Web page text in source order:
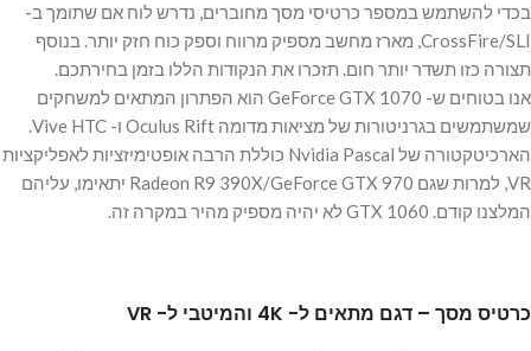
בכדי להשתמש במספר כרטיסי מסך מחוברים, נדרש לוח אם שתומך ב-
CrossFire/SLI, מארז מחשב מספיק מרווח וספק כוח חזק יותר. בנוסף
תצורה כזו תשדר יותר חום. תזכרו את הנקודות הללו בזמן בחירתכם.
אנו בטוחים ש- GeForce GTX 1070 הוא הפתרון המתאים למשחקים
שמשתמשים בגרניטורות של מציאות מדומה Oculus Rift ו- Vive HTC.
הארכיטקטורה של Nvidia Pascal כוללת הרבה אופטימיזציות לאפליקציות
VR, למרות שגם Radeon R9 390X/GeForce GTX 970 יתאימו, עליהם
המלצנו קודם. GTX 1060 לא יהיה מספיק מהיר במקרה זה.
כרטיס מסך – דגם מתאים ל- 4K והמיטבי ל- VR